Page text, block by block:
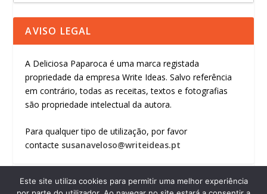
AVISO LEGAL
A Deliciosa Paparoca é uma marca registada
propriedade da empresa Write Ideas. Salvo referência
em contrário, todas as receitas, textos e fotografias
são propriedade intelectual da autora.
Para qualquer tipo de utilização, por favor
contacte susanaveloso@writeideas.pt
Este site utiliza cookies para permitir uma melhor experiência